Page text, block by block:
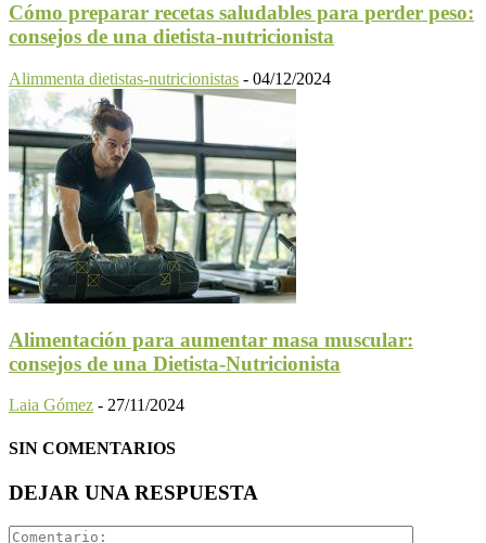
Cómo preparar recetas saludables para perder peso:
consejos de una dietista-nutricionista
Alimmenta dietistas-nutricionistas - 04/12/2024
Alimentación para aumentar masa muscular:
consejos de una Dietista-Nutricionista
Laia Gómez - 27/11/2024
SIN COMENTARIOS
DEJAR UNA RESPUESTA